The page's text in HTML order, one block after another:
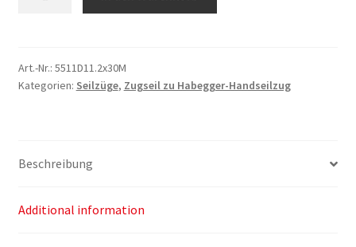
Hit
16,
Art.-Nr.: 5511D11.2x30M
Kategorien: Seilzüge, Zugseil zu Habegger-Handseilzug
Beschreibung
Additional information